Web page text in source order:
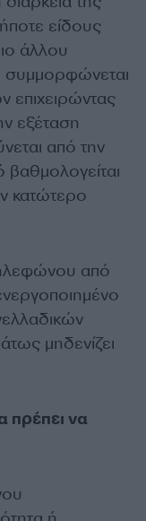
είδους
άλλου
συμμορφώνεται
επιχειρώντας
εξέταση
από την
βαθμολογείται
κατώτερο
από
μηδενίζει
πρέπει να